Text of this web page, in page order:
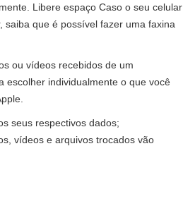
Libere espaço Caso o seu celular
saiba que é possível fazer uma faxina
ou vídeos recebidos de um
escolher individualmente o que você
seus respectivos dados;
vídeos e arquivos trocados vão